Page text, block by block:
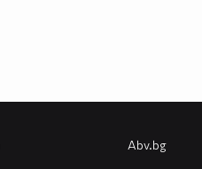
Abv.bg